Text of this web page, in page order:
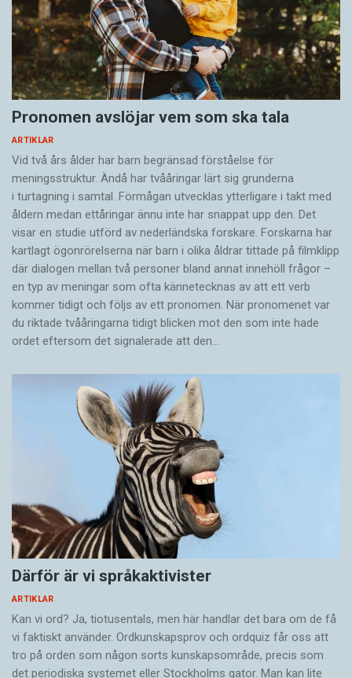
Pronomen avslöjar vem som ska tala
ARTIKLAR
Vid två års ålder har barn begränsad förståelse för
meningsstruktur. Ändå har tvååringar lärt sig grunderna
i turtagning i samtal. Förmågan utvecklas ytterligare i takt med
åldern medan ettåringar ännu inte har snappat upp den. Det
visar en studie utförd av nederländska forskare. Forskarna har
kartlagt ögonrörelserna när barn i olika åldrar tittade på filmklipp
där dialogen mellan två personer bland annat innehöll frågor –
en typ av meningar som ofta kännetecknas av att ett verb
kommer tidigt och följs av ett pronomen. När pronomenet var
du riktade tvååringarna tidigt blicken mot den som inte hade
ordet eftersom det ­signalerade att den…
Därför är vi språkaktivister
ARTIKLAR
Kan vi ord? Ja, tiotusentals, men här handlar det bara om de få
vi faktiskt använder. Ordkunskapsprov och ordquiz får oss att
tro på orden som någon sorts kunskapsområde, precis som
det periodiska systemet eller Stockholms gator. Man kan lite